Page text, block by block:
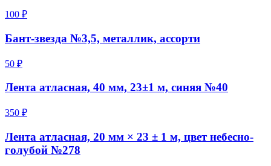
100 ₽
Бант-звезда №3,5, металлик, ассорти
50 ₽
Лента атласная, 40 мм, 23±1 м, синяя №40
350 ₽
Лента атласная, 20 мм × 23 ± 1 м, цвет небесно-
голубой №278